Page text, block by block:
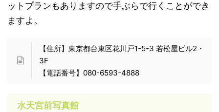
ットプランもありますので手ぶらで行くことができ
ますよ。
【住所】東京都台東区花川戸1-5-3 若松屋ビル2・
3F
【電話番号】080-6593-4888
水天宮前写真館